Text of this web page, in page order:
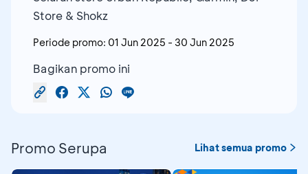
Store & Shokz
Periode promo: 01 Jun 2025 - 30 Jun 2025
Bagikan promo ini
Promo Serupa Lihat semua promo